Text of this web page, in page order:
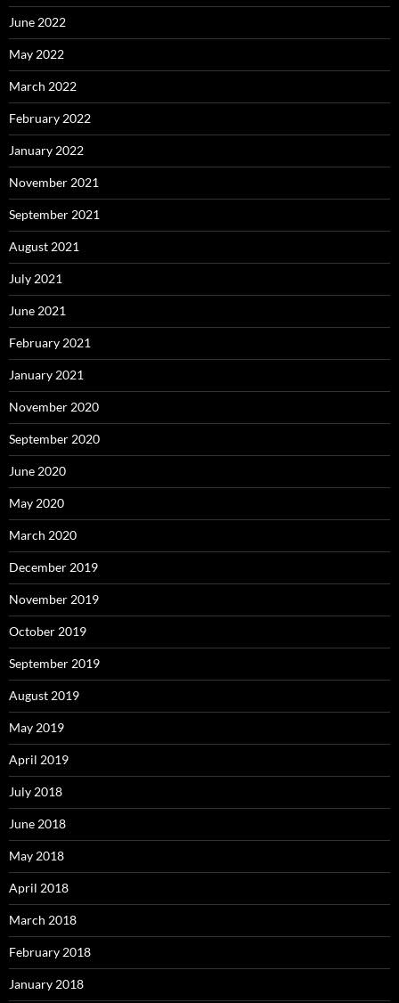
June 2022
May 2022
March 2022
February 2022
January 2022
November 2021
September 2021
August 2021
July 2021
June 2021
February 2021
January 2021
November 2020
September 2020
June 2020
May 2020
March 2020
December 2019
November 2019
October 2019
September 2019
August 2019
May 2019
April 2019
July 2018
June 2018
May 2018
April 2018
March 2018
February 2018
January 2018